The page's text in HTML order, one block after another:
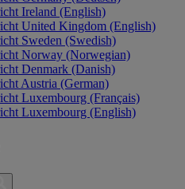
Ireland (English)
United Kingdom (English)
Sweden (Swedish)
Norway (Norwegian)
Denmark (Danish)
Austria (German)
Luxembourg (Français)
Luxembourg (English)